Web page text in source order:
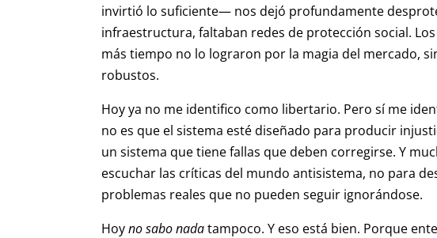
invirtió lo suficiente— nos dejó profundamente
infraestructura, faltaban redes de protección social.
más tiempo no lo lograron por la magia del mercado,
robustos.
Hoy ya no me identifico como libertario. Pero sí me
no es que el sistema esté diseñado para producir
un sistema que tiene fallas que deben corregirse. Y
escuchar las críticas del mundo antisistema, no para
problemas reales que no pueden seguir ignorándose.
Hoyno sabo nadatampoco. Y eso está bien. Porque